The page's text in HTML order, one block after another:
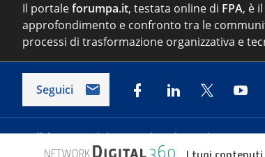
Il portaleforumpa.it, testata online di FPA, è
approfondimento e confronto tra le
processi di trasformazione organizzativa e
Seguici
Indirizzo:Via del Porto Fluviale 67/d – 00154